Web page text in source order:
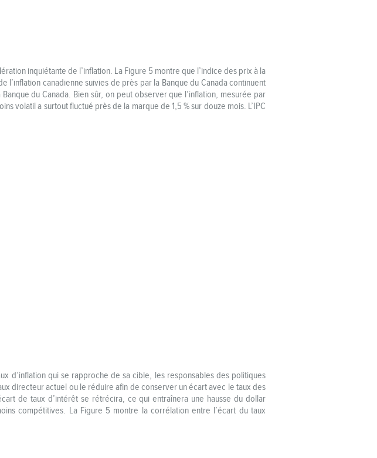
inquiétante de l’inflation. La Figure 5 montre que l’indice des prix à la
canadienne suivies de près par la Banque du Canada continuent
du Canada. Bien sûr, on peut observer que l’inflation, mesurée par
volatil a surtout fluctué près de la marque de 1,5 % sur douze mois. L’IPC
d’inflation qui se rapproche de sa cible, les responsables des politiques
directeur actuel ou le réduire afin de conserver un écart avec le taux des
de taux d’intérêt se rétrécira, ce qui entraînera une hausse du dollar
compétitives. La Figure 5 montre la corrélation entre l’écart du taux